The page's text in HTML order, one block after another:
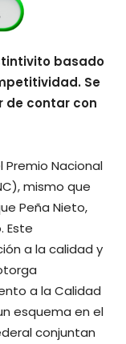
basado
Se
de contar con
Premio Nacional
mismo que
Peña Nieto,
Este
a la calidad y
a la Calidad
esquema en el
conjuntan